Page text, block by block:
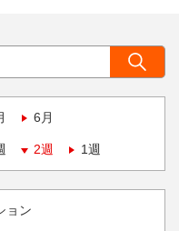
6月
2週 1週
ョン